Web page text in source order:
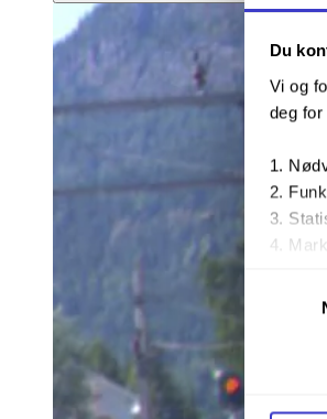
Du
Vi og
deg
Ved å